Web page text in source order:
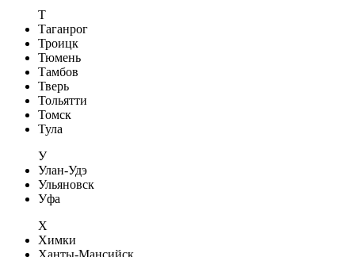
Т
Таганрог
Троицк
Тюмень
Тамбов
Тверь
Тольятти
Томск
Тула
У
Улан-Удэ
Ульяновск
Уфа
Х
Химки
Ханты-Мансийск